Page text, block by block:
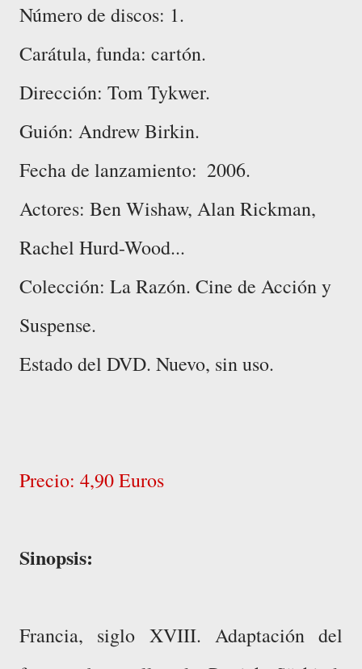
Número de discos: 1.
Carátula, funda: cartón.
Dirección: ‎Tom Tykwer.
Guión: Andrew Birkin.
Fecha de lanzamiento: ‎ 2006.
Actores: ‎Ben Wishaw, Alan Rickman,
Rachel Hurd-Wood...
Colección: La Razón. Cine de Acción y
Suspense.
Estado del DVD. Nuevo, sin uso.
Precio: 4,90 Euros
Sinopsis:
Francia, siglo XVIII. Adaptación del